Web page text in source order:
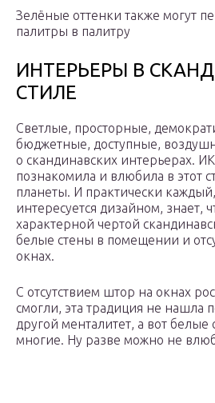
Зелёные оттенки также могут
палитры в палитру
ИНТЕРЬЕРЫ В
СТИЛЕ
Светлые, просторные,
бюджетные, доступные,
о скандинавских интерьерах.
познакомила и влюбила в этот
планеты. И практически каждый,
интересуется дизайном, знает,
характерной чертой
белые стены в помещении и
окнах.
С отсутствием штор на окнах
смогли, эта традиция не нашла
другой менталитет, а вот
многие. Ну разве можно не